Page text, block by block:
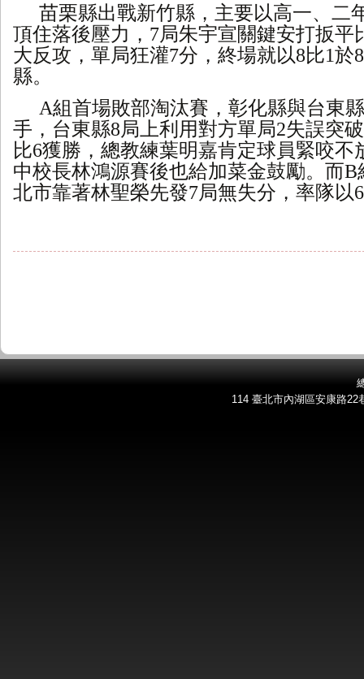
苗栗縣出戰新竹縣，主要以高一、二
頂住落後壓力， 7局朱宇宣關鍵安打扳平
大反攻，單局狂灌7分，終場就以8比1於
縣。
A組首場敗部淘汰賽，彰化縣與台東
手，台東縣8局上利用對方單局2失誤突
比6獲勝，總教練葉明嘉肯定球員緊咬不
中校長林鴻源賽後也給加菜金鼓勵。而
北市靠著林聖榮先發7局無失分，率隊以
114 臺北市內湖區安康路22